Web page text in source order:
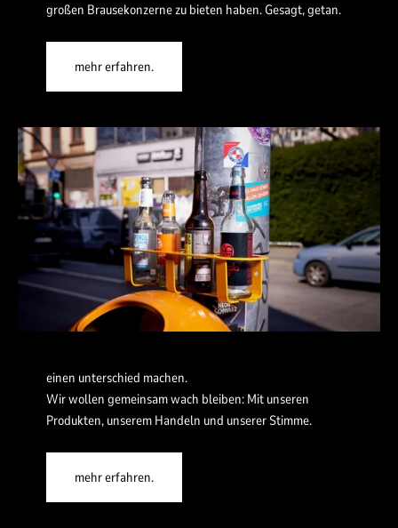
großen Brausekonzerne zu bieten haben. Gesagt, getan.
mehr erfahren.
einen unterschied machen.
Wir wollen gemeinsam wach bleiben: Mit unseren
Produkten, unserem Handeln und unserer Stimme.
mehr erfahren.